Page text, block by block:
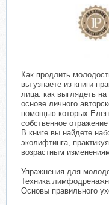
Как продлить
вы узнаете из книги-
лица: как выглядеть
основе личного
помощью которых
собственное
В книге вы найдете
эколифтинга,
возрастным
Упражнения для
Техника
Основы правильного